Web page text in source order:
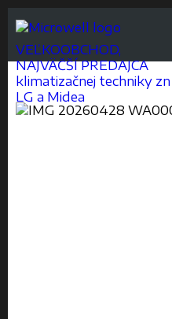
VEĽKOOBCHOD,
NAJVÄČŠÍ PREDAJCA
klimatizačnej techniky zn
LG a Midea